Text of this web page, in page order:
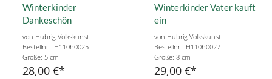
Winterkinder
Dankeschön
von Hubrig Volkskunst
Bestellnr.: H110h0025
Größe: 5 cm
28,00 €
Winterkinder Vater kauft
ein
von Hubrig Volkskunst
Bestellnr.: H110h0027
Größe: 8 cm
29,00 €